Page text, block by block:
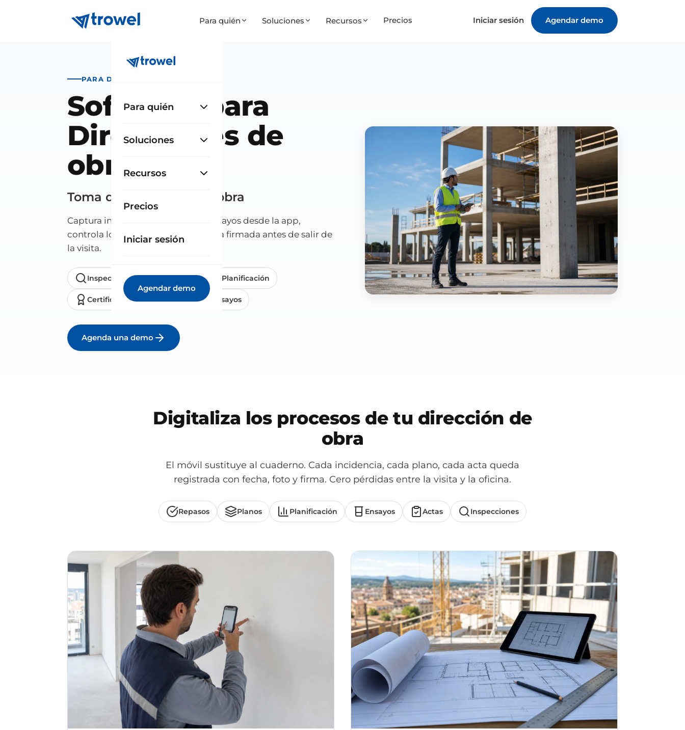
Para quién Soluciones Recursos Precios Iniciar sesión Agendar demo
Para quién
Soluciones
Recursos
Precios
Iniciar sesión
Agendar demo
PARA DIRECCIONES DE OBRA
Software para
Direcciones de
obra
Toma de datos a pie de obra
Captura inspecciones, repasos y ensayos desde la app,
controla los planos y entrega tu acta firmada antes de salir de
la visita.
Inspecciones Repasos Planificación
Certificados Ensayos
Agenda una demo
Digitaliza los procesos de tu dirección de
obra
El móvil sustituye al cuaderno. Cada incidencia, cada plano, cada acta queda
registrada con fecha, foto y firma. Cero pérdidas entre la visita y la oficina.
Repasos Planos Planificación Ensayos Actas Inspecciones